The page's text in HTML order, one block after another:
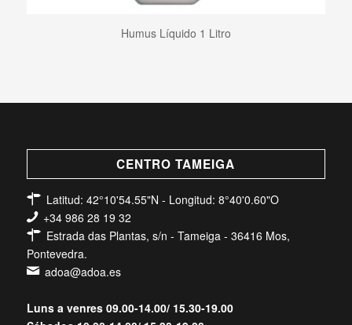
Humus Líquido 1 Litro
CENTRO TAMEIGA
Latitud: 42°10'54.55"N - Longitud: 8°40'0.60"O
+34 986 28 19 32
Estrada das Plantas, s/n - Tameiga - 36416 Mos,
Pontevedra.
adoa@adoa.es
Luns a venres 09.00-14.00/ 15.30-19.00